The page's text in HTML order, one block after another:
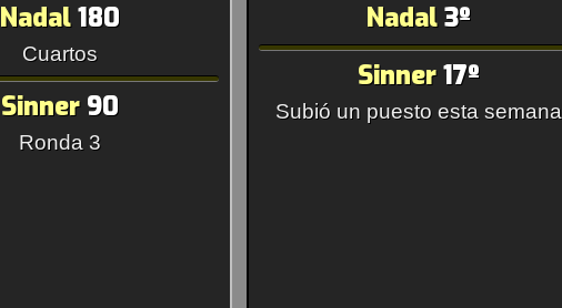
Nadal180
Cuartos
Sinner 90
Ronda 3
Nadal3º
Sinner17º
Subió un puesto esta semana